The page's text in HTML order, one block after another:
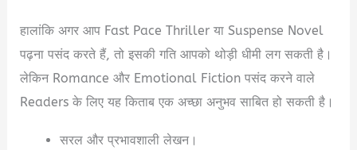
हालांकि अगर आप Fast Pace Thriller या Suspense Novel
पढ़ना पसंद करते हैं, तो इसकी गति आपको थोड़ी धीमी लग सकती है।
लेकिन Romance और Emotional Fiction पसंद करने वाले
Readers के लिए यह किताब एक अच्छा अनुभव साबित हो सकती है।
सरल और प्रभावशाली लेखन।